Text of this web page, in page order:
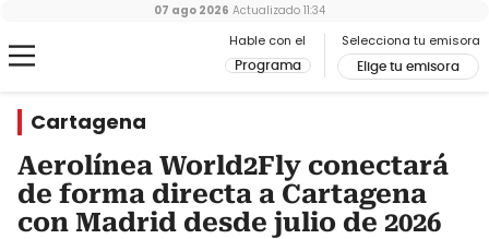
Hable con el
Programa
Selecciona tu emisora
Elige tu emisora
07 ago 2026 Actualizado 11:34
Cartagena
Aerolínea World2Fly conectará
de forma directa a Cartagena
con Madrid desde julio de 2026